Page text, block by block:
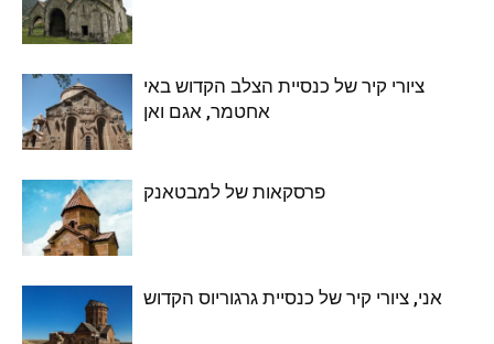
ציורי קיר של כנסיית הצלב הקדוש באי
אחטמר, אגם ואן
פרסקאות של למבטאנק
אני, ציורי קיר של כנסיית גרגוריוס הקדוש